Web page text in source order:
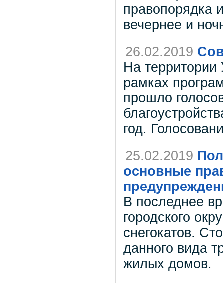
правопорядка
вечернее и
26.02.2019
На территории
рамках
прошло
год.
25.02.2019
основные
В последнее
городского
снегокатов.
данного вида
жилых домов.